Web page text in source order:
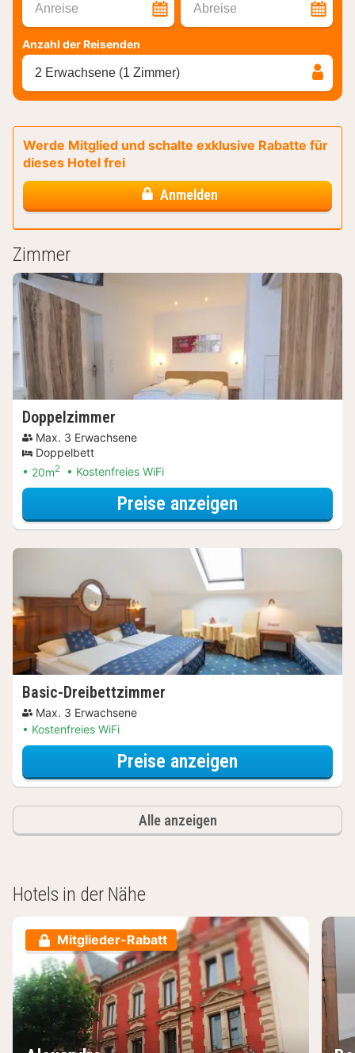
Anreise Abreise
Anzahl der Reisenden
2 Erwachsene (1 Zimmer)
Werde Mitglied und schalte exklusive Rabatte für
dieses Hotel frei
Anmelden
Zimmer
Doppelzimmer
Max. 3 Erwachsene
Doppelbett
20m2 Kostenfreies WiFi
Preise anzeigen
Basic-Dreibettzimmer
Max. 3 Erwachsene
Kostenfreies WiFi
Preise anzeigen
Alle anzeigen
Hotels in der Nähe
Mitglieder-Rabatt